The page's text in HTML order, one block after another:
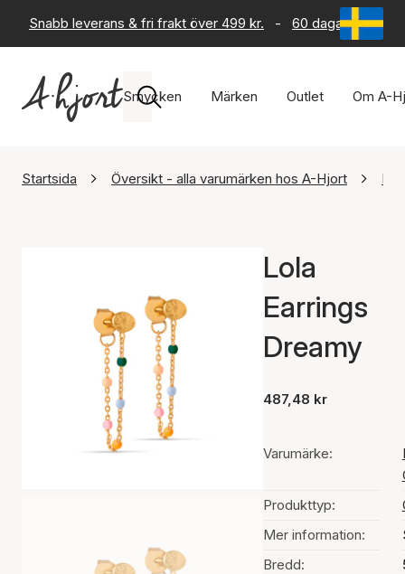
Snabb leverans & fri frakt över 499 kr. - 60 dagars
Smycken Märken Outlet Om A-
Startsida Översikt - alla varumärken hos A-Hjort
Lola
Earrings
Dreamy
487,48 kr
Varumärke:
Produkttyp:
Mer information:
Bredd: